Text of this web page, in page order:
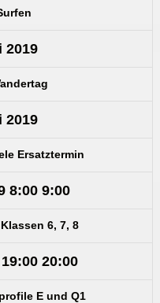
2019
2019
Ersatztermin
8:00 9:00
6, 7, 8
20:00
E und Q1